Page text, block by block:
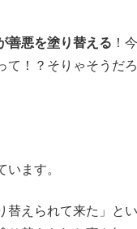
善悪を塗り替える ！
て！？そりゃそうだろ
います。
替えられて来た」と